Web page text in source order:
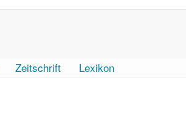
Zeitschrift Lexikon